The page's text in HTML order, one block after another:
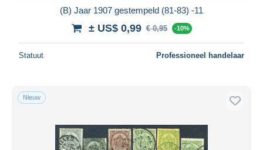
(B) Jaar 1907 gestempeld (81-83) -11
± US$ 0,99 € 0,95 -10%
Statuut Professioneel handelaar
Nieuw